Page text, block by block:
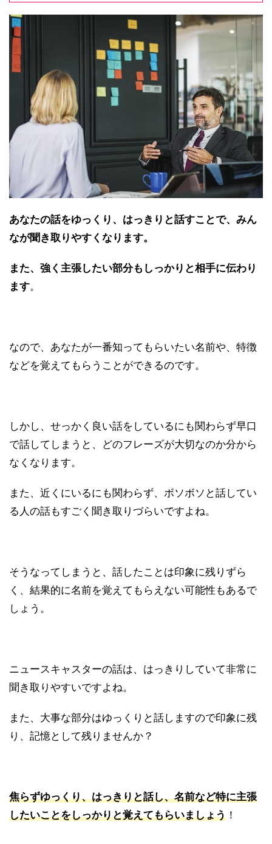
あなたの話をゆっくり、はっきりと話すことで、みん
なが聞き取りやすくなります。
また、強く主張したい部分もしっかりと相手に伝わり
ます。
なので、あなたが一番知ってもらいたい名前や、特徴
などを覚えてもらうことができるのです。
しかし、せっかく良い話をしているにも関わらず早口
で話してしまうと、どのフレーズが大切なのか分から
なくなります。
また、近くにいるにも関わらず、ボソボソと話してい
る人の話もすごく聞き取りづらいですよね。
そうなってしまうと、話したことは印象に残りずら
く、結果的に名前を覚えてもらえない可能性もあるで
しょう。
ニュースキャスターの話は、はっきりしていて非常に
聞き取りやすいですよね。
また、大事な部分はゆっくりと話しますので印象に残
り、記憶として残りませんか？
焦らずゆっくり、はっきりと話し、名前など特に主張
したいことをしっかりと覚えてもらいましょう ！